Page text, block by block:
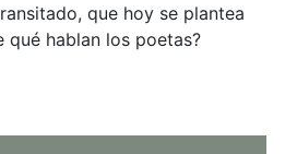
que hoy se plantea
qué hablan los poetas?